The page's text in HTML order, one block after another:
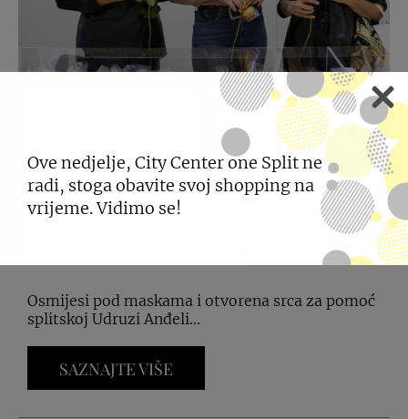
#POKLONITI
Osmijesi pod maskama i otvorena srca za pomoć
splitskoj Udruzi Anđeli...
SAZNAJTE VIŠE
Ove nedjelje, City Center one Split ne
radi, stoga obavite svoj shopping na
vrijeme. Vidimo se!